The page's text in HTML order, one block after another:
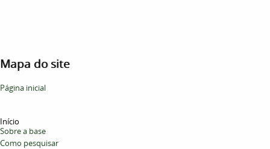
Mapa do site
Página inicial
Início
Sobre a base
Como pesquisar